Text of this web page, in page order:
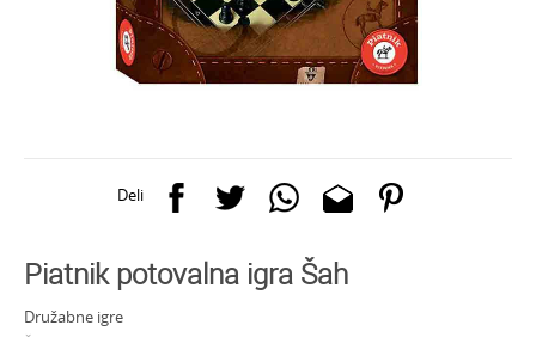
Deli
Piatnik potovalna igra Šah
Družabne igre